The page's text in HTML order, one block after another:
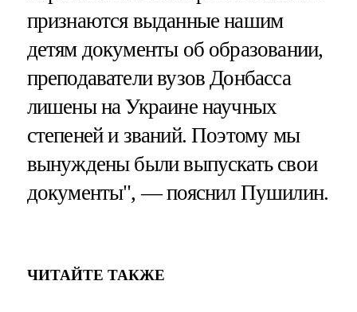
признаются выданные нашим
детям документы об образовании,
преподаватели вузов Донбасса
лишены на Украине научных
степеней и званий. Поэтому мы
вынуждены были выпускать свои
документы", — пояснил Пушилин.
ЧИТАЙТЕ ТАКЖЕ